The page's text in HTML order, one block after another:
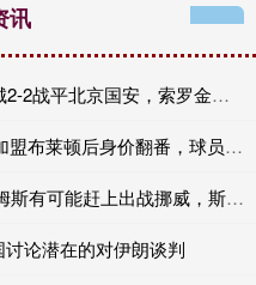
讯
10倍配资可以找谁代注册 成都蓉城2-2战平北京国安，索罗金伤停补时阶段头球破门
一级配资世界门户 TA：费布吕亨加盟布莱顿后身价翻番，球员今夏可能前往豪门
在线股票配资排名 邮报：里斯·詹姆斯有可能赶上出战挪威，斯彭斯情况待观察
论潜在的对伊朗谈判